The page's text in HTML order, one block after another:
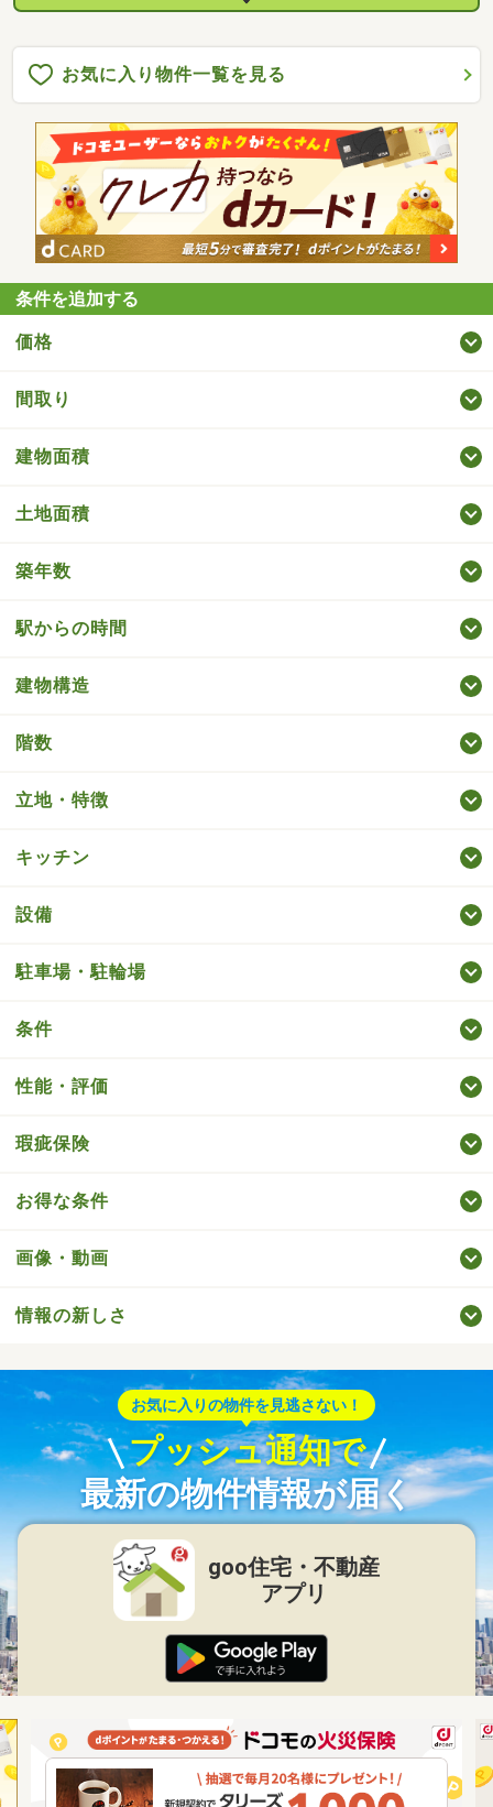
お気に入り物件一覧を見る
条件を追加する
価格
間取り
建物面積
土地面積
築年数
駅からの時間
建物構造
階数
立地・特徴
キッチン
設備
駐車場・駐輪場
条件
性能・評価
瑕疵保険
お得な条件
画像・動画
情報の新しさ
お気に入りの物件を見逃さない！
プッシュ通知で
最新の物件情報が届く
goo住宅・不動産
アプリ